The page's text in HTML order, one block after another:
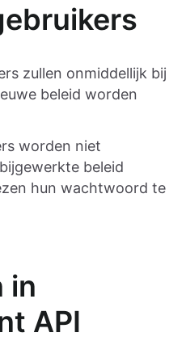
zullen onmiddellijk bij
beleid worden
worden niet
beleid
hun wachtwoord te
in
API